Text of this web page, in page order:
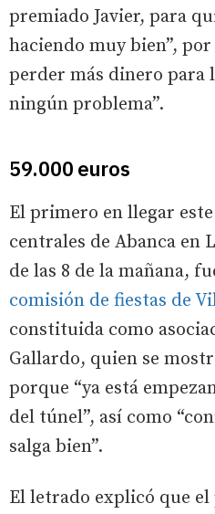
premiado Javier, para
haciendo muy bien”,
perder más dinero para
ningún problema”.
59.000 euros
El primero en llegar
centrales de Abanca en
de las 8 de la mañana,
comisión de fiestas de
constituida como
Gallardo, quien se
porque “ya está
del túnel”, así como
salga bien”.
El letrado explicó que